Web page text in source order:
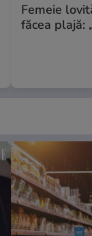
Femeie
făcea plajă: